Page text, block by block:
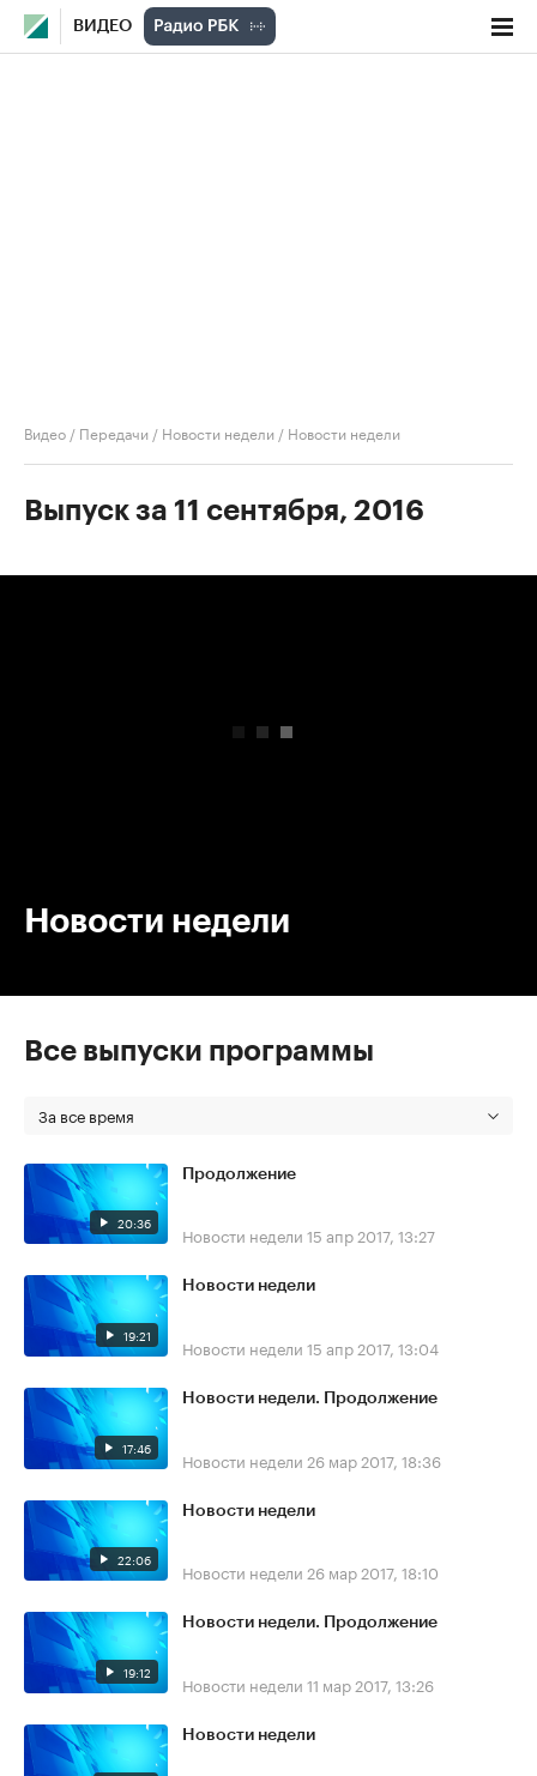
ВИДЕО
Видео / Передачи / Новости недели / Новости недели
Выпуск за 11 сентября, 2016
Новости недели
Все выпуски программы
За все время
20:36
Продолжение
Новости недели 15 апр 2017, 13:27
19:21
Новости недели
Новости недели 15 апр 2017, 13:04
17:46
Новости недели. Продолжение
Новости недели 26 мар 2017, 18:36
22:06
Новости недели
Новости недели 26 мар 2017, 18:10
19:12
Новости недели. Продолжение
Новости недели 11 мар 2017, 13:26
Новости недели